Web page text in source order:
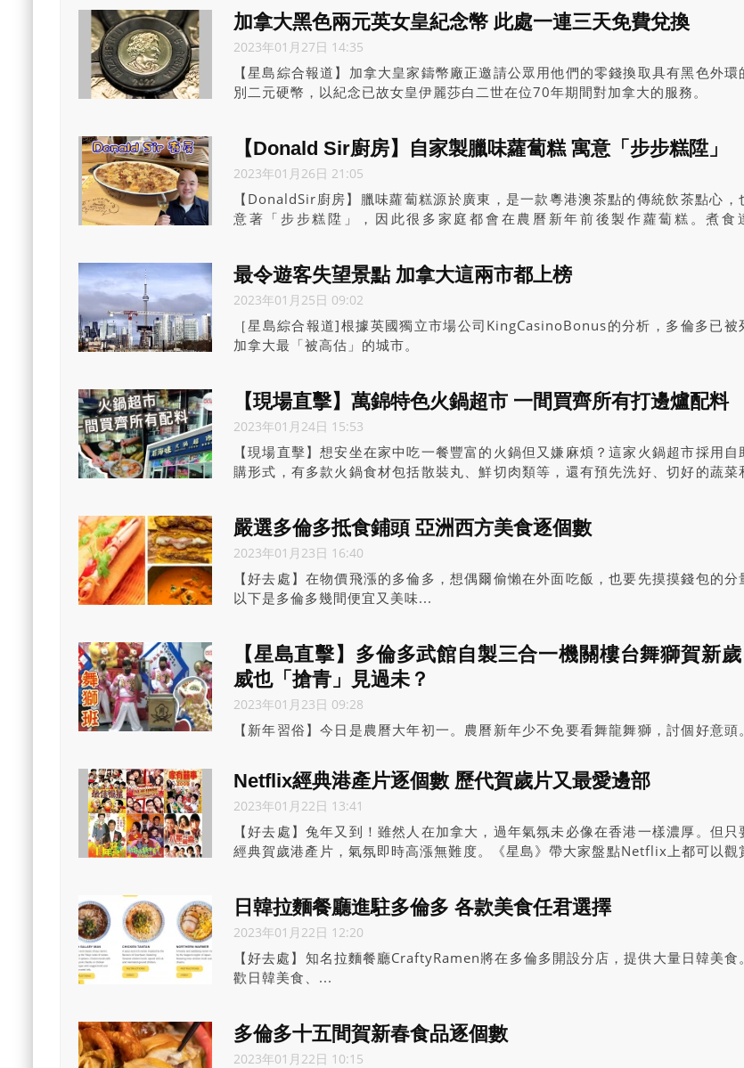
黎太以及星Club小師奶Fiona，每星期幫大家選出當期最優惠食材，並提供烹調
建議，務求慳到盡！
加拿大黑色兩元英女皇紀念幣 此處一連三天免費兌換
2023年01月27日 14:35
【星島綜合報道】加拿大皇家鑄幣廠正邀請公眾用他們的零錢換取具有黑色外環
別二元硬幣，以紀念已故女皇伊麗莎白二世在位70年期間對加拿大的服務。
【Donald Sir廚房】自家製臘味蘿蔔糕 寓意「步步糕陞」
2023年01月26日 21:05
【DonaldSir廚房】臘味蘿蔔糕源於廣東，是一款粵港澳茶點的傳統飲茶點心，
意著「步步糕陞」，因此很多家庭都會在農曆新年前後製作蘿蔔糕。煮食
最令遊客失望景點 加拿大這兩市都上榜
2023年01月25日 09:02
［星島綜合報道]根據英國獨立市場公司KingCasinoBonus的分析，多倫多已被
加拿大最「被高估」的城市。
【現場直擊】萬錦特色火鍋超市 一間買齊所有打邊爐配料
2023年01月24日 15:53
【現場直擊】想安坐在家中吃一餐豐富的火鍋但又嫌麻煩？這家火鍋超市採用自
購形式，有多款火鍋食材包括散裝丸、鮮切肉類等，還有預先洗好、切好的蔬菜
嚴選多倫多抵食鋪頭 亞洲西方美食逐個數
2023年01月23日 16:40
【好去處】在物價飛漲的多倫多，想偶爾偷懶在外面吃飯，也要先摸摸錢包的分
以下是多倫多幾間便宜又美味...
【星島直擊】多倫多武館自製三合一機關樓台舞獅賀新
威也「搶青」見過未？
2023年01月23日 09:28
【新年習俗】今日是農曆大年初一。農曆新年少不免要看舞龍舞獅，討個好意頭
一齊來睇下啦！新一年《星島》祝大家財源廣進、步步高昇，最緊要事事如意！
Netflix經典港產片逐個數 歷代賀歲片又最愛邊部
2023年01月22日 13:41
【好去處】兔年又到！雖然人在加拿大，過年氣氛未必像在香港一樣濃厚。但只
經典賀歲港產片，氣氛即時高漲無難度。《星島》帶大家盤點Netflix上都可以觀
日韓拉麵餐廳進駐多倫多 各款美食任君選擇
2023年01月22日 12:20
【好去處】知名拉麵餐廳CraftyRamen將在多倫多開設分店，提供大量日韓美食
歡日韓美食、...
多倫多十五間賀新春食品逐個數
2023年01月22日 10:15